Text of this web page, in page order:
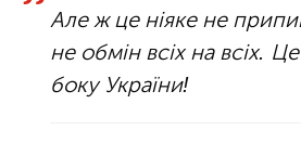
Але ж це ніяке не
не обмін всіх на всіх.
боку України!